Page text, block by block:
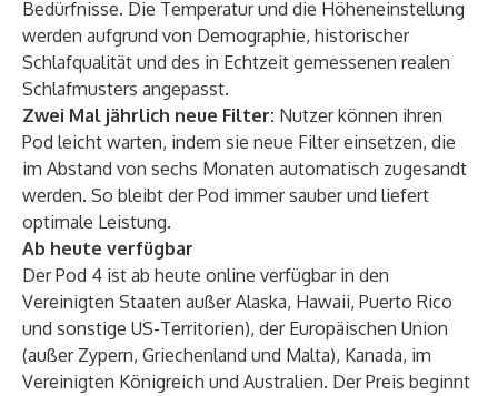
Bedürfnisse. Die Temperatur und die Höheneinstellung
werden aufgrund von Demographie, historischer
Schlafqualität und des in Echtzeit gemessenen realen
Schlafmusters angepasst.
Zwei Mal jährlich neue Filter: Nutzer können ihren
Pod leicht warten, indem sie neue Filter einsetzen, die
im Abstand von sechs Monaten automatisch zugesandt
werden. So bleibt der Pod immer sauber und liefert
optimale Leistung.
Ab heute verfügbar
Der Pod 4 ist ab heute online verfügbar in den
Vereinigten Staaten außer Alaska, Hawaii, Puerto Rico
und sonstige US-Territorien), der Europäischen Union
(außer Zypern, Griechenland und Malta), Kanada, im
Vereinigten Königreich und Australien. Der Preis beginnt